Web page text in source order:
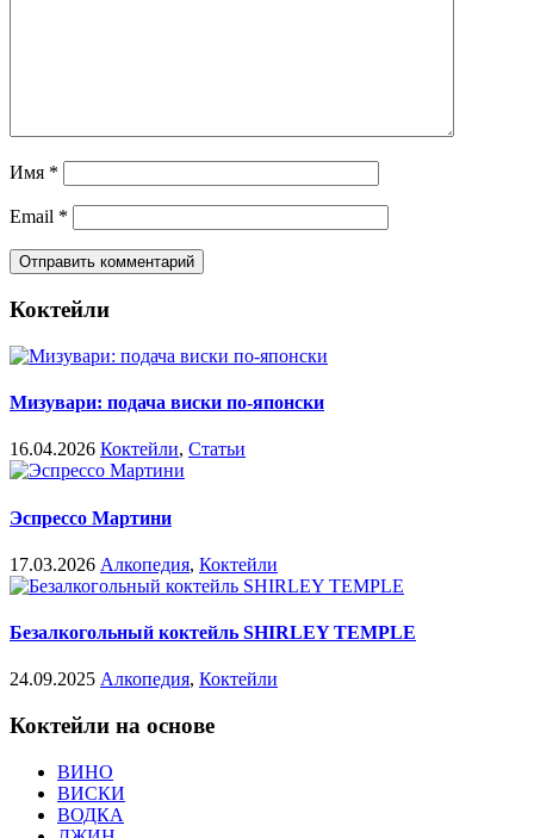
Имя *
Email *
Коктейли
Мизувари: подача виски по-японски
16.04.2026 Коктейли, Статьи
Эспрессо Мартини
17.03.2026 Алкопедия, Коктейли
Безалкогольный коктейль SHIRLEY TEMPLE
24.09.2025 Алкопедия, Коктейли
Коктейли на основе
ВИНО
ВИСКИ
ВОДКА